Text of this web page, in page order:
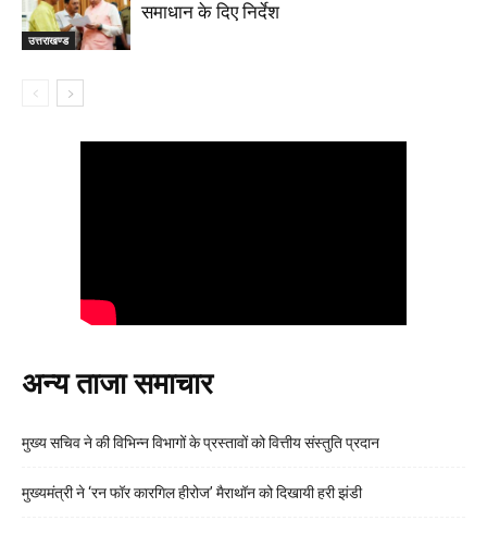
उत्तराखण्ड
समाधान के दिए निर्देश
अन्य ताजा समाचार
मुख्य सचिव ने की विभिन्न विभागों के प्रस्तावों को वित्तीय संस्तुति प्रदान
मुख्यमंत्री ने ‘रन फॉर कारगिल हीरोज’ मैराथॉन को दिखायी हरी झंडी